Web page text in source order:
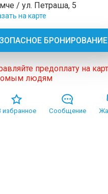
/ ул. Петраша, 5
на карте
БРОНИРОВАНИЕ
предоплату на
людям
избранное Сообщение